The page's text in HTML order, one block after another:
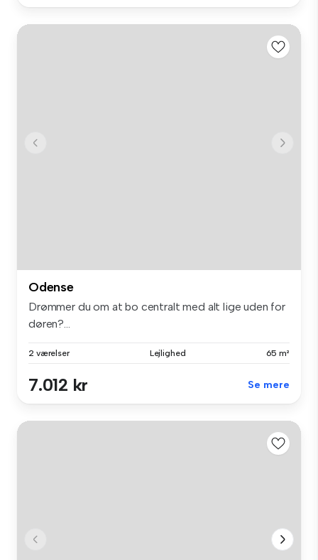
Odense
Drømmer du om at bo centralt med alt lige uden for
døren?...
2 værelser Lejlighed 65 m²
7.012 kr Se mere